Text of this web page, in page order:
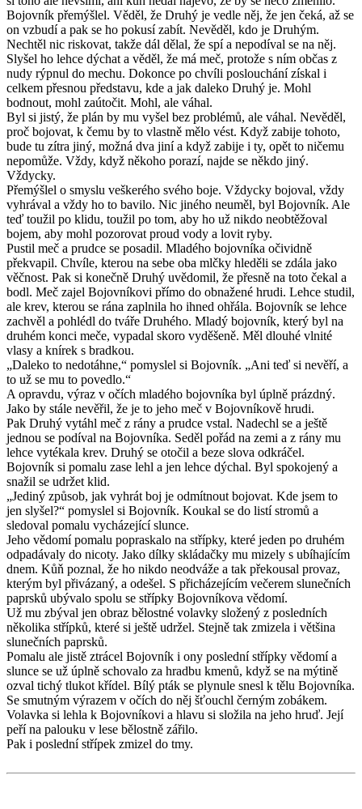
Bojovník přemýšlel. Věděl, že Druhý je vedle něj, že jen čeká, až se
on vzbudí a pak se ho pokusí zabít. Nevěděl, kdo je Druhým.
Nechtěl nic riskovat, takže dál dělal, že spí a nepodíval se na něj.
Slyšel ho lehce dýchat a věděl, že má meč, protože s ním občas z
nudy rýpnul do mechu. Dokonce po chvíli poslouchání získal i
celkem přesnou představu, kde a jak daleko Druhý je. Mohl
bodnout, mohl zaútočit. Mohl, ale váhal.
Byl si jistý, že plán by mu vyšel bez problémů, ale váhal. Nevěděl,
proč bojovat, k čemu by to vlastně mělo vést. Když zabije tohoto,
bude tu zítra jiný, možná dva jiní a když zabije i ty, opět to ničemu
nepomůže. Vždy, když někoho porazí, najde se někdo jiný.
Vždycky.
Přemýšlel o smyslu veškerého svého boje. Vždycky bojoval, vždy
vyhrával a vždy ho to bavilo. Nic jiného neuměl, byl Bojovník. Ale
teď toužil po klidu, toužil po tom, aby ho už nikdo neobtěžoval
bojem, aby mohl pozorovat proud vody a lovit ryby.
Pustil meč a prudce se posadil. Mladého bojovníka očividně
překvapil. Chvíle, kterou na sebe oba mlčky hleděli se zdála jako
věčnost. Pak si konečně Druhý uvědomil, že přesně na toto čekal a
bodl. Meč zajel Bojovníkovi přímo do obnažené hrudi. Lehce studil,
ale krev, kterou se rána zaplnila ho ihned ohřála. Bojovník se lehce
zachvěl a pohlédl do tváře Druhého. Mladý bojovník, který byl na
druhém konci meče, vypadal skoro vyděšeně. Měl dlouhé vlnité
vlasy a knírek s bradkou.
„Daleko to nedotáhne,“ pomyslel si Bojovník. „Ani teď si nevěří, a
to už se mu to povedlo.“
A opravdu, výraz v očích mladého bojovníka byl úplně prázdný.
Jako by stále nevěřil, že je to jeho meč v Bojovníkově hrudi.
Pak Druhý vytáhl meč z rány a prudce vstal. Nadechl se a ještě
jednou se podíval na Bojovníka. Seděl pořád na zemi a z rány mu
lehce vytékala krev. Druhý se otočil a beze slova odkráčel.
Bojovník si pomalu zase lehl a jen lehce dýchal. Byl spokojený a
snažil se udržet klid.
„Jediný způsob, jak vyhrát boj je odmítnout bojovat. Kde jsem to
jen slyšel?“ pomyslel si Bojovník. Koukal se do listí stromů a
sledoval pomalu vycházející slunce.
Jeho vědomí pomalu popraskalo na střípky, které jeden po druhém
odpadávaly do nicoty. Jako dílky skládačky mu mizely s ubíhajícím
dnem. Kůň poznal, že ho nikdo neodváže a tak překousal provaz,
kterým byl přivázaný, a odešel. S přicházejícím večerem slunečních
paprsků ubývalo spolu se střípky Bojovníkova vědomí.
Už mu zbýval jen obraz bělostné volavky složený z posledních
několika střípků, které si ještě udržel. Stejně tak zmizela i většina
slunečních paprsků.
Pomalu ale jistě ztrácel Bojovník i ony poslední střípky vědomí a
slunce se už úplně schovalo za hradbu kmenů, když se na mýtině
ozval tichý tlukot křídel. Bílý pták se plynule snesl k tělu Bojovníka.
Se smutným výrazem v očích do něj šťouchl černým zobákem.
Volavka si lehla k Bojovníkovi a hlavu si složila na jeho hruď. Její
peří na palouku v lese bělostně zářilo.
Pak i poslední střípek zmizel do tmy.